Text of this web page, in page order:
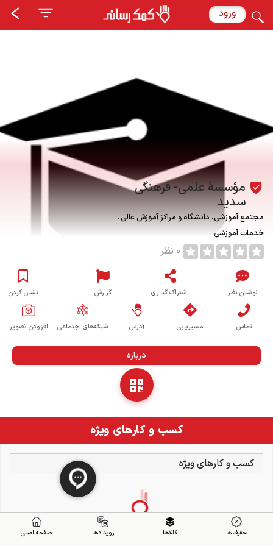
ورود
مؤسسۀ علمی- فرهنگی
سدید
مجتمع آموزشی، دانشگاه و مراکز آموزش عالی
خدمات آموزشی
0 نظر
نوشتن نظر اشتراک گذاری گزارش نشان کردن
تماس مسیریابی آدرس شبکه‌های اجتماعی افزودن تصویر
درباره
کسب و کارهای ویژه
کسب و کارهای ویژه
تخفیف ها کالاها رویدادها صفحه اصلی